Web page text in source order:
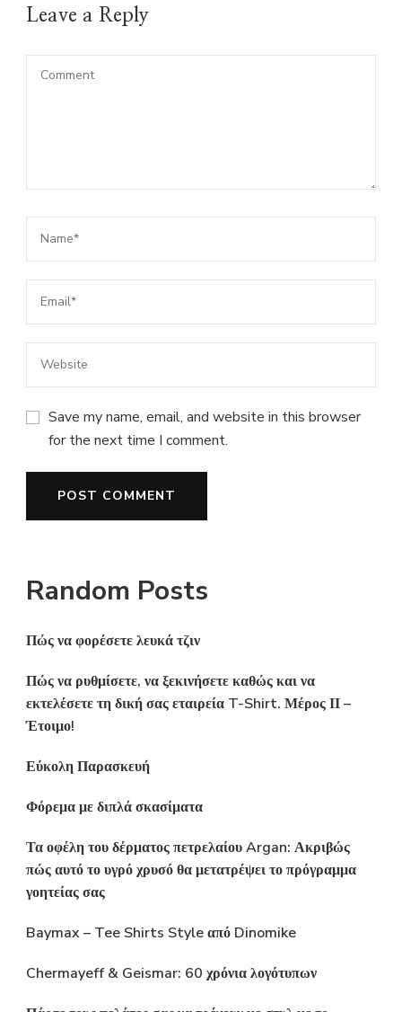
Leave a Reply
Save my name, email, and website in this browser
for the next time I comment.
Random Posts
Πώς να φορέσετε λευκά τζιν
Πώς να ρυθμίσετε, να ξεκινήσετε καθώς και να
εκτελέσετε τη δική σας εταιρεία T-Shirt. Μέρος ΙΙ –
Έτοιμο!
Εύκολη Παρασκευή
Φόρεμα με διπλά σκασίματα
Τα οφέλη του δέρματος πετρελαίου Argan: Ακριβώς
πώς αυτό το υγρό χρυσό θα μετατρέψει το πρόγραμμα
γοητείας σας
Baymax – Tee Shirts Style από Dinomike
Chermayeff & Geismar: 60 χρόνια λογότυπων